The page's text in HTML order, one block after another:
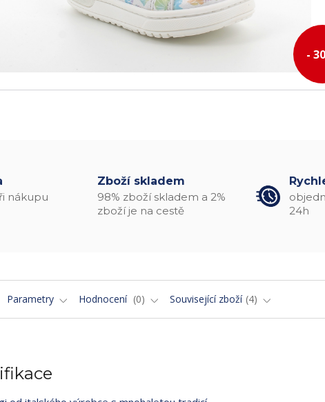
-
nákupu
Zboží skladem
98% zboží skladem a 2%
zboží je na cestě
24h
Parametry Hodnocení 0 Související zboží 4